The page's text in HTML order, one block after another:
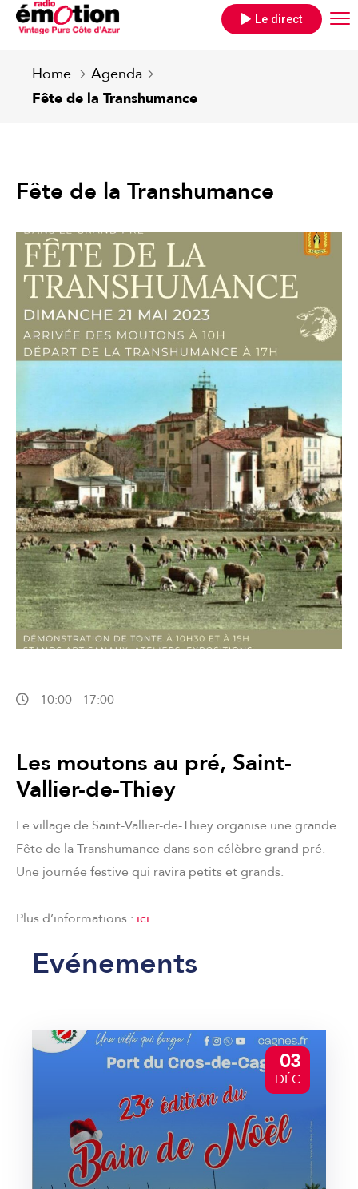
Le direct
Home
Agenda
Fête de la Transhumance
Fête de la Transhumance
10:00- 17:00
Les moutons au pré, Saint-
Vallier-de-Thiey
Le village de Saint-Vallier-de-Thiey organise une grande
Fête de la Transhumance dans son célèbre grand pré.
Une journée festive qui ravira petits et grands.
Plus d’informations : ici.
Evénements
03
DÉC